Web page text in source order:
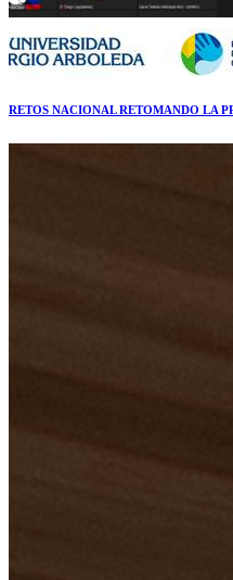
RETOS NACIONAL RETOMANDO LA